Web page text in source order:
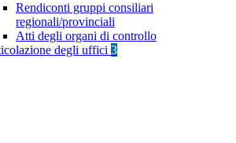
Rendiconti gruppi consiliari
regionali/provinciali
Atti degli organi di controllo
degli uffici 3